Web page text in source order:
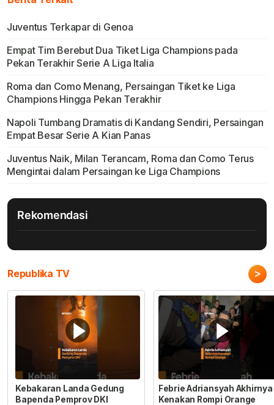
Juventus Terkapar di Genoa
Empat Tim Berebut Dua Tiket Liga Champions pada
Pekan Terakhir Serie A Liga Italia
Roma dan Como Menang, Persaingan Tiket ke Liga
Champions Hingga Pekan Terakhir
Napoli Tumbang Dramatis di Kandang Sendiri, Persaingan
Empat Besar Serie A Kian Panas
Juventus Naik, Milan Terancam, Roma dan Como Terus
Mengintai dalam Persaingan ke Liga Champions
Rekomendasi
Republika TV >
Kebakaran Landa Gedung
Bapenda Pemprov DKI
Febrie Adriansyah Akhirnya
Kenakan Rompi Orange